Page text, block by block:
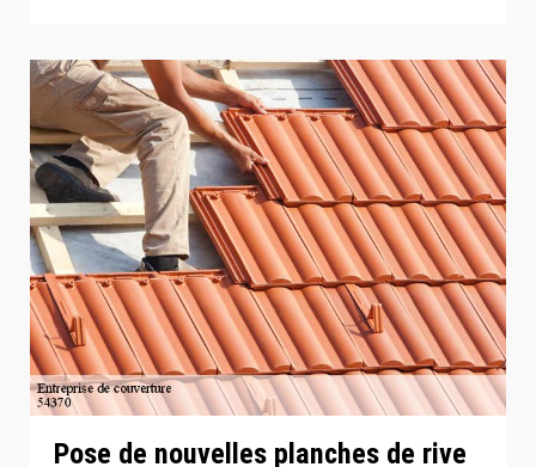
Pose de nouvelles planches de rive